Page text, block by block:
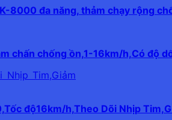
8000 đa năng, thảm chạy rộng
chấn chống ồn,1-16km/h,Có độ
độ16km/h,Theo Dõi Nhịp